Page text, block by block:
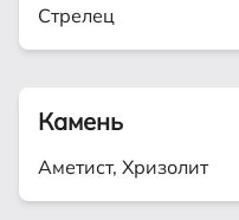
Стрелец
Камень
Аметист, Хризолит